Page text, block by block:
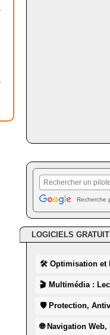
Recherche
LOGICIELS
🛠 Optimisation et
🎬 Multimédia :
🛡 Protection,
🌐 Navigation